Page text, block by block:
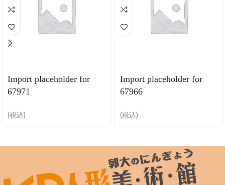
Import placeholder for
67971
(税込)
Import placeholder for
67966
(税込)